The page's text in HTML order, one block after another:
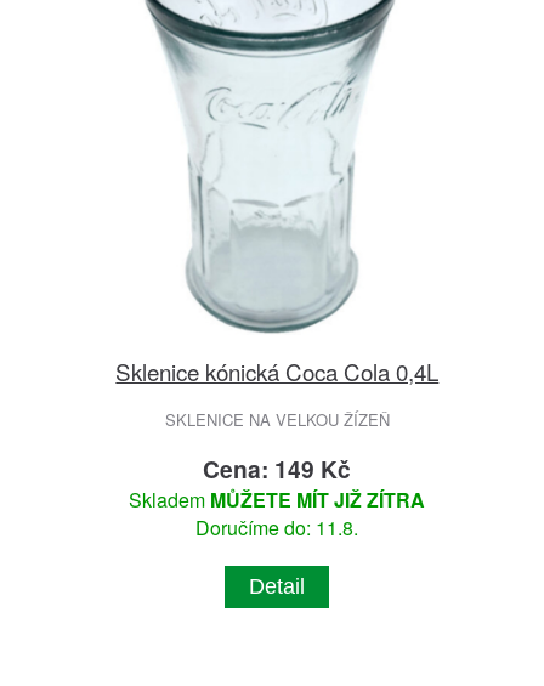
Sklenice kónická Coca Cola 0,4L
SKLENICE NA VELKOU ŽÍZEŇ
Cena: 149 Kč
Skladem MŮŽETE MÍT JIŽ ZÍTRA
Doručíme do: 11.8.
Detail